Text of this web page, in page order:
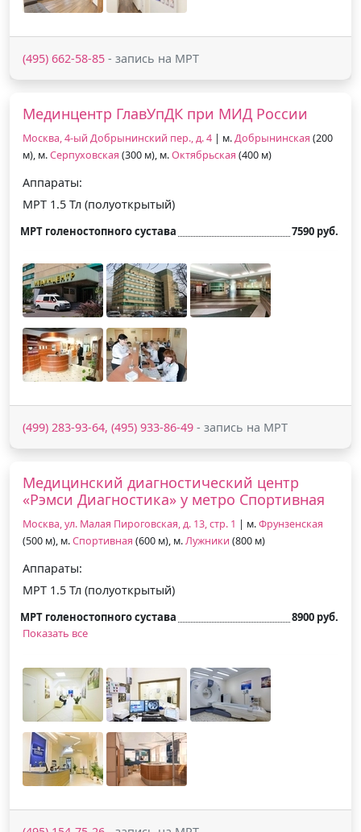
(495) 662-58-85 - запись на МРТ
Мединцентр ГлавУпДК при МИД России
Москва, 4-ый Добрынинский пер., д. 4 | м.Добрынинская (200
м), м.Серпуховская (300 м), м.Октябрьская (400 м)
Аппараты:
МРТ 1.5 Тл (полуоткрытый)
МРТ голеностопного сустава 7590 руб.
(499) 283-93-64, (495) 933-86-49 - запись на МРТ
Медицинский диагностический центр
«Рэмси Диагностика» у метро Спортивная
Москва, ул. Малая Пироговская, д. 13, стр. 1 | м.Фрунзенская
(500 м), м.Спортивная (600 м), м.Лужники (800 м)
Аппараты:
МРТ 1.5 Тл (полуоткрытый)
МРТ голеностопного сустава
8900 руб.
Показать все